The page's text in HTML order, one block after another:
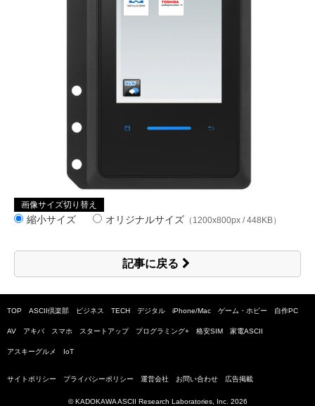
画像サイズ切り替え
縮小サイズ オリジナルサイズ （1200x800px / 448KB）
記事に戻る
TOP ASCII倶楽部 ビジネス TECH デジタル iPhone/Mac ゲーム・ホビー 自作PC
AV アキバ スマホ スタートアップ プログラミング+ 格安SIM 家電ASCII
アスキーグルメ IoT
サイトポリシー プライバシーポリシー 運営会社 お問い合わせ 広告掲載
© KADOKAWA ASCII Research Laboratories, Inc. 2026